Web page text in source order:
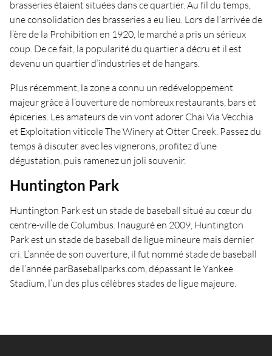
brasseries étaient situées dans ce quartier. Au fil du temps,
une consolidation des brasseries a eu lieu. Lors de l’arrivée de
l’ère de la Prohibition en 1920, le marché a pris un sérieux
coup. De ce fait, la popularité du quartier a décru et il est
devenu un quartier d’industries et de hangars.
Plus récemment, la zone a connu un redéveloppement
majeur grâce à l’ouverture de nombreux restaurants, bars et
épiceries. Les amateurs de vin vont adorer Chai Via Vecchia
et Exploitation viticole The Winery at Otter Creek. Passez du
temps à discuter avec les vignerons, profitez d’une
dégustation, puis ramenez un joli souvenir.
Huntington Park
Huntington Park est un stade de baseball situé au cœur du
centre-ville de Columbus. Inauguré en 2009, Huntington
Park est un stade de baseball de ligue mineure mais dernier
cri. L’année de son ouverture, il fut nommé stade de baseball
de l’année parBaseballparks.com, dépassant le Yankee
Stadium, l’un des plus célèbres stades de ligue majeure.